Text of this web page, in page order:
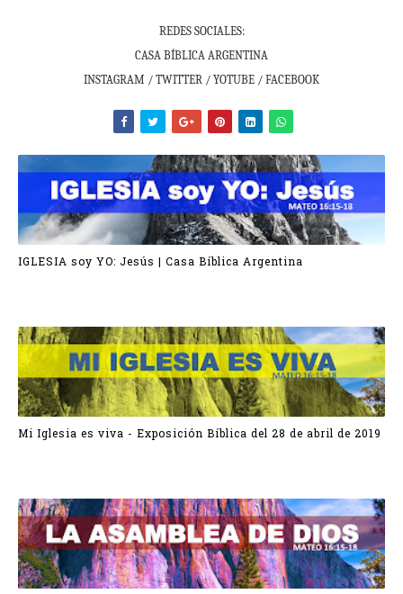
REDES SOCIALES:
CASA BÍBLICA ARGENTINA
INSTAGRAM / TWITTER / YOTUBE / FACEBOOK
IGLESIA soy YO: Jesús | Casa Bíblica Argentina
Mi Iglesia es viva - Exposición Bíblica del 28 de abril de 2019